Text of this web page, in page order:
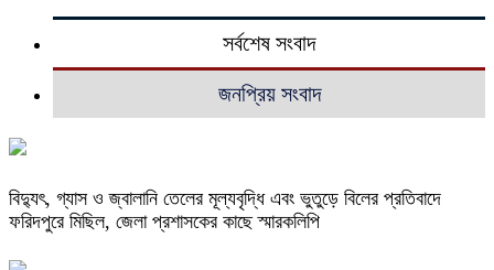
সর্বশেষ সংবাদ
জনপ্রিয় সংবাদ
বিদ্যুৎ, গ্যাস ও জ্বালানি তেলের মূল্যবৃদ্ধি এবং ভুতুড়ে বিলের প্রতিবাদে
ফরিদপুরে মিছিল, জেলা প্রশাসকের কাছে স্মারকলিপি